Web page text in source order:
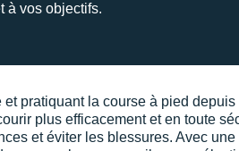
à vos objectifs.
et pratiquant la course à pied
plus efficacement et en toute
et éviter les blessures. Avec